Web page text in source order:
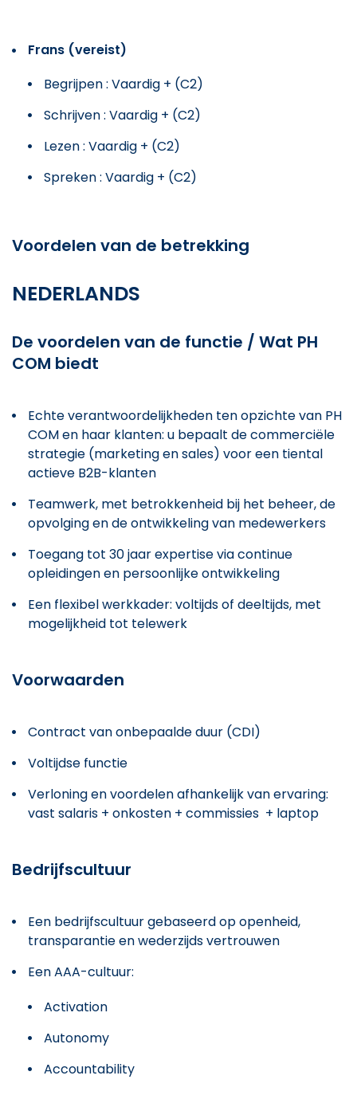
Frans (vereist)
Begrijpen : Vaardig + (C2)
Schrijven : Vaardig + (C2)
Lezen : Vaardig + (C2)
Spreken : Vaardig + (C2)
Voordelen van de betrekking
NEDERLANDS
De voordelen van de functie / Wat PH
COM biedt
Echte verantwoordelijkheden ten opzichte van PH
COM en haar klanten: u bepaalt de commerciële
strategie (marketing en sales) voor een tiental
actieve B2B-klanten
Teamwerk, met betrokkenheid bij het beheer, de
opvolging en de ontwikkeling van medewerkers
Toegang tot 30 jaar expertise via continue
opleidingen en persoonlijke ontwikkeling
Een flexibel werkkader: voltijds of deeltijds, met
mogelijkheid tot telewerk
Voorwaarden
Contract van onbepaalde duur (CDI)
Voltijdse functie
Verloning en voordelen afhankelijk van ervaring:
vast salaris + onkosten + commissies + laptop
Bedrijfscultuur
Een bedrijfscultuur gebaseerd op openheid,
transparantie en wederzijds vertrouwen
Een AAA-cultuur:
Activation
Autonomy
Accountability